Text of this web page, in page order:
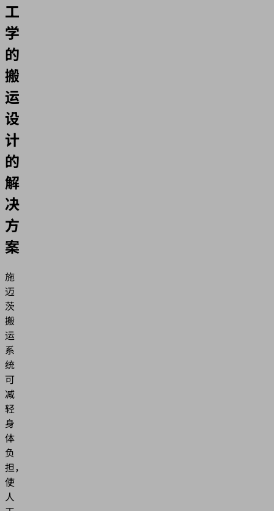
工
学
的
搬
运
设
计
的
解
决
方
案
施
迈
茨
搬
运
系
统
可
减
轻
身
体
负
担，
使
人